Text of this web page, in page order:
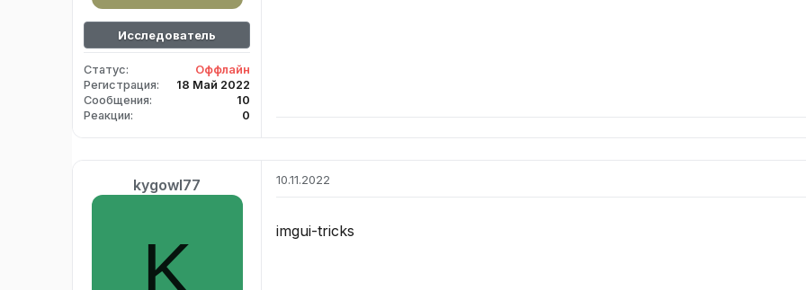
Исследователь
Статус
Оффлайн
Регистрация
18 Май 2022
Сообщения
10
Реакции
0
kygowl77
K
10.11.2022
imgui-tricks